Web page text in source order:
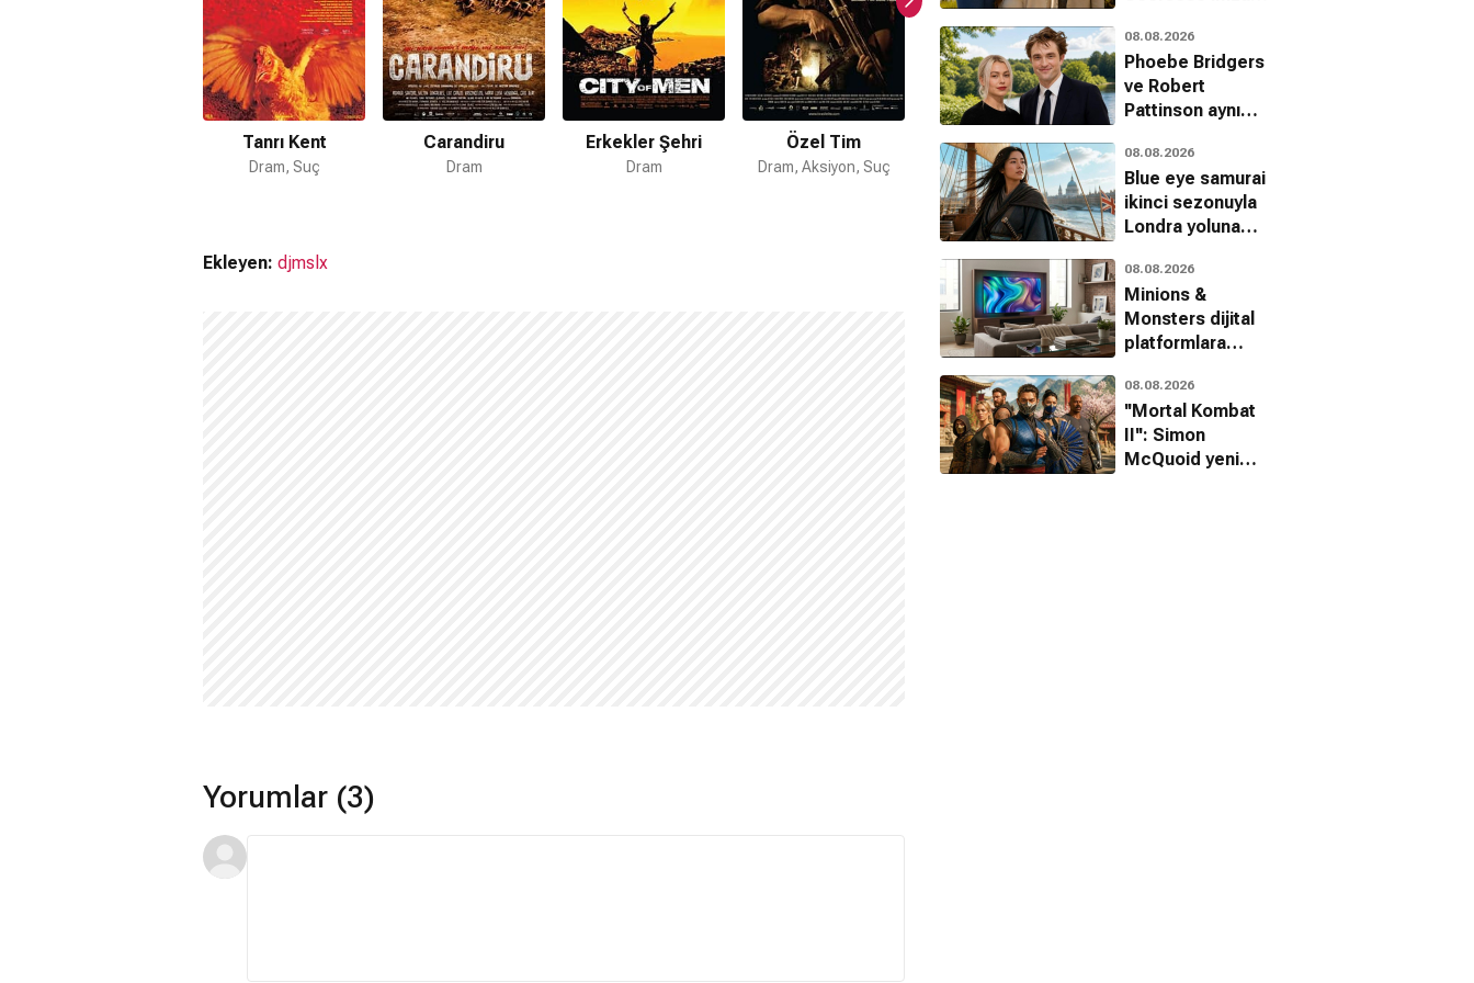
Tanrı Kent
Dram, Suç
Carandiru
Dram
Erkekler Şehri
Dram
Özel Tim
Dram, Aksiyon, Suç
Call Girl
Suç, Dram, Gerilim
Kopyalayan Adam
Komedi, Dram, Romantik
Ekleyen: djmslx
Yorumlar (3)
Apple TV
platformunda
08.08.2026
Phoebe Bridgers
ve Robert
Pattinson aynı
buluşuyor
08.08.2026
Blue eye samurai
ikinci sezonuyla
Londra yoluna
08.08.2026
Minions &
Monsters dijital
platformlara
08.08.2026
''Mortal Kombat
II'': Simon
McQuoid yeni